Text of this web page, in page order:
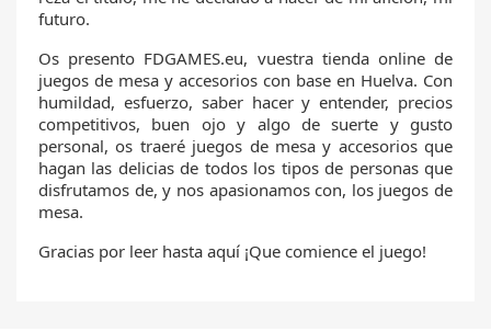
futuro.
Os presento FDGAMES.eu, vuestra tienda online de
juegos de mesa y accesorios con base en Huelva. Con
humildad, esfuerzo, saber hacer y entender, precios
competitivos, buen ojo y algo de suerte y gusto
personal, os traeré juegos de mesa y accesorios que
hagan las delicias de todos los tipos de personas que
disfrutamos de, y nos apasionamos con, los juegos de
mesa.
Gracias por leer hasta aquí ¡Que comience el juego!